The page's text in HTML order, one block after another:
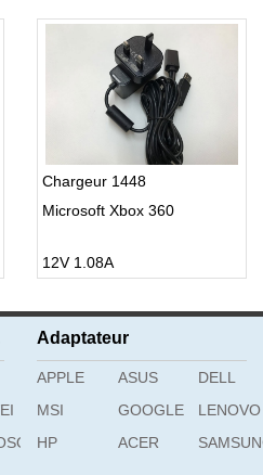
Chargeur 1448
Microsoft Xbox 360
12V 1.08A
Adaptateur
APPLE ASUS
DELL
MSI
GOOGLE
LENOVO
HP
ACER